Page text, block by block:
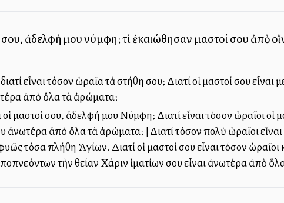
σου, ἀδελφή μου νύμφη; τί ἐκαλλιώθησαν μαστοί σου ἀπὸ
εἶναι τόσον ὡραῖα τὰ στήθη σου; Διατί οἱ μαστοί σου εἶναι
ἀπὸ ὅλα τὰ ἀρώματα;
οἱ μαστοί σου, ἀδελφή μου Νύμφη; Διατί εἶναι τόσον ὡραῖοι οἱ
ἀνωτέρα ἀπὸ ὅλα τὰ ἀρώματα; [Διατί τόσον πολὺ ὡραῖοι
τόσα πλήθη Ἁγίων. Διατί οἱ μαστοί σου εἶναι τόσον ὡραῖοι
τὴν θείαν Χάριν ἱματίων σου εἶναι ἀνωτέρα ἀπὸ